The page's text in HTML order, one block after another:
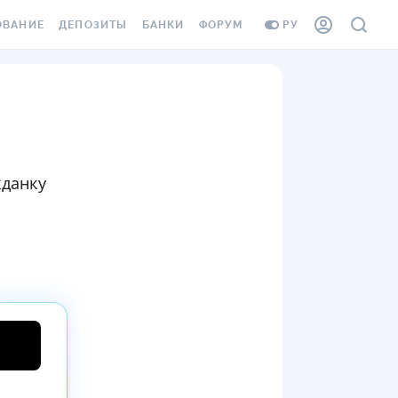
РУ
СОТРУДНИКОВ
ОТ
СЛУЧАЕВ
ДЕПОЗИТЫ
ПУТЕВОДИТЕЛИ ПО
БАНКИ ФОРУМ